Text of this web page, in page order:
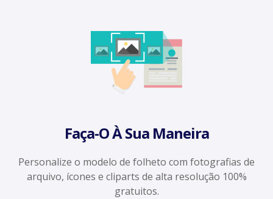
Faça-O À Sua Maneira
Personalize o modelo de folheto com fotografias de
arquivo, ícones e cliparts de alta resolução 100%
gratuitos.